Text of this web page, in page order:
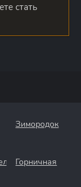
стать
Зимородок
Горничная